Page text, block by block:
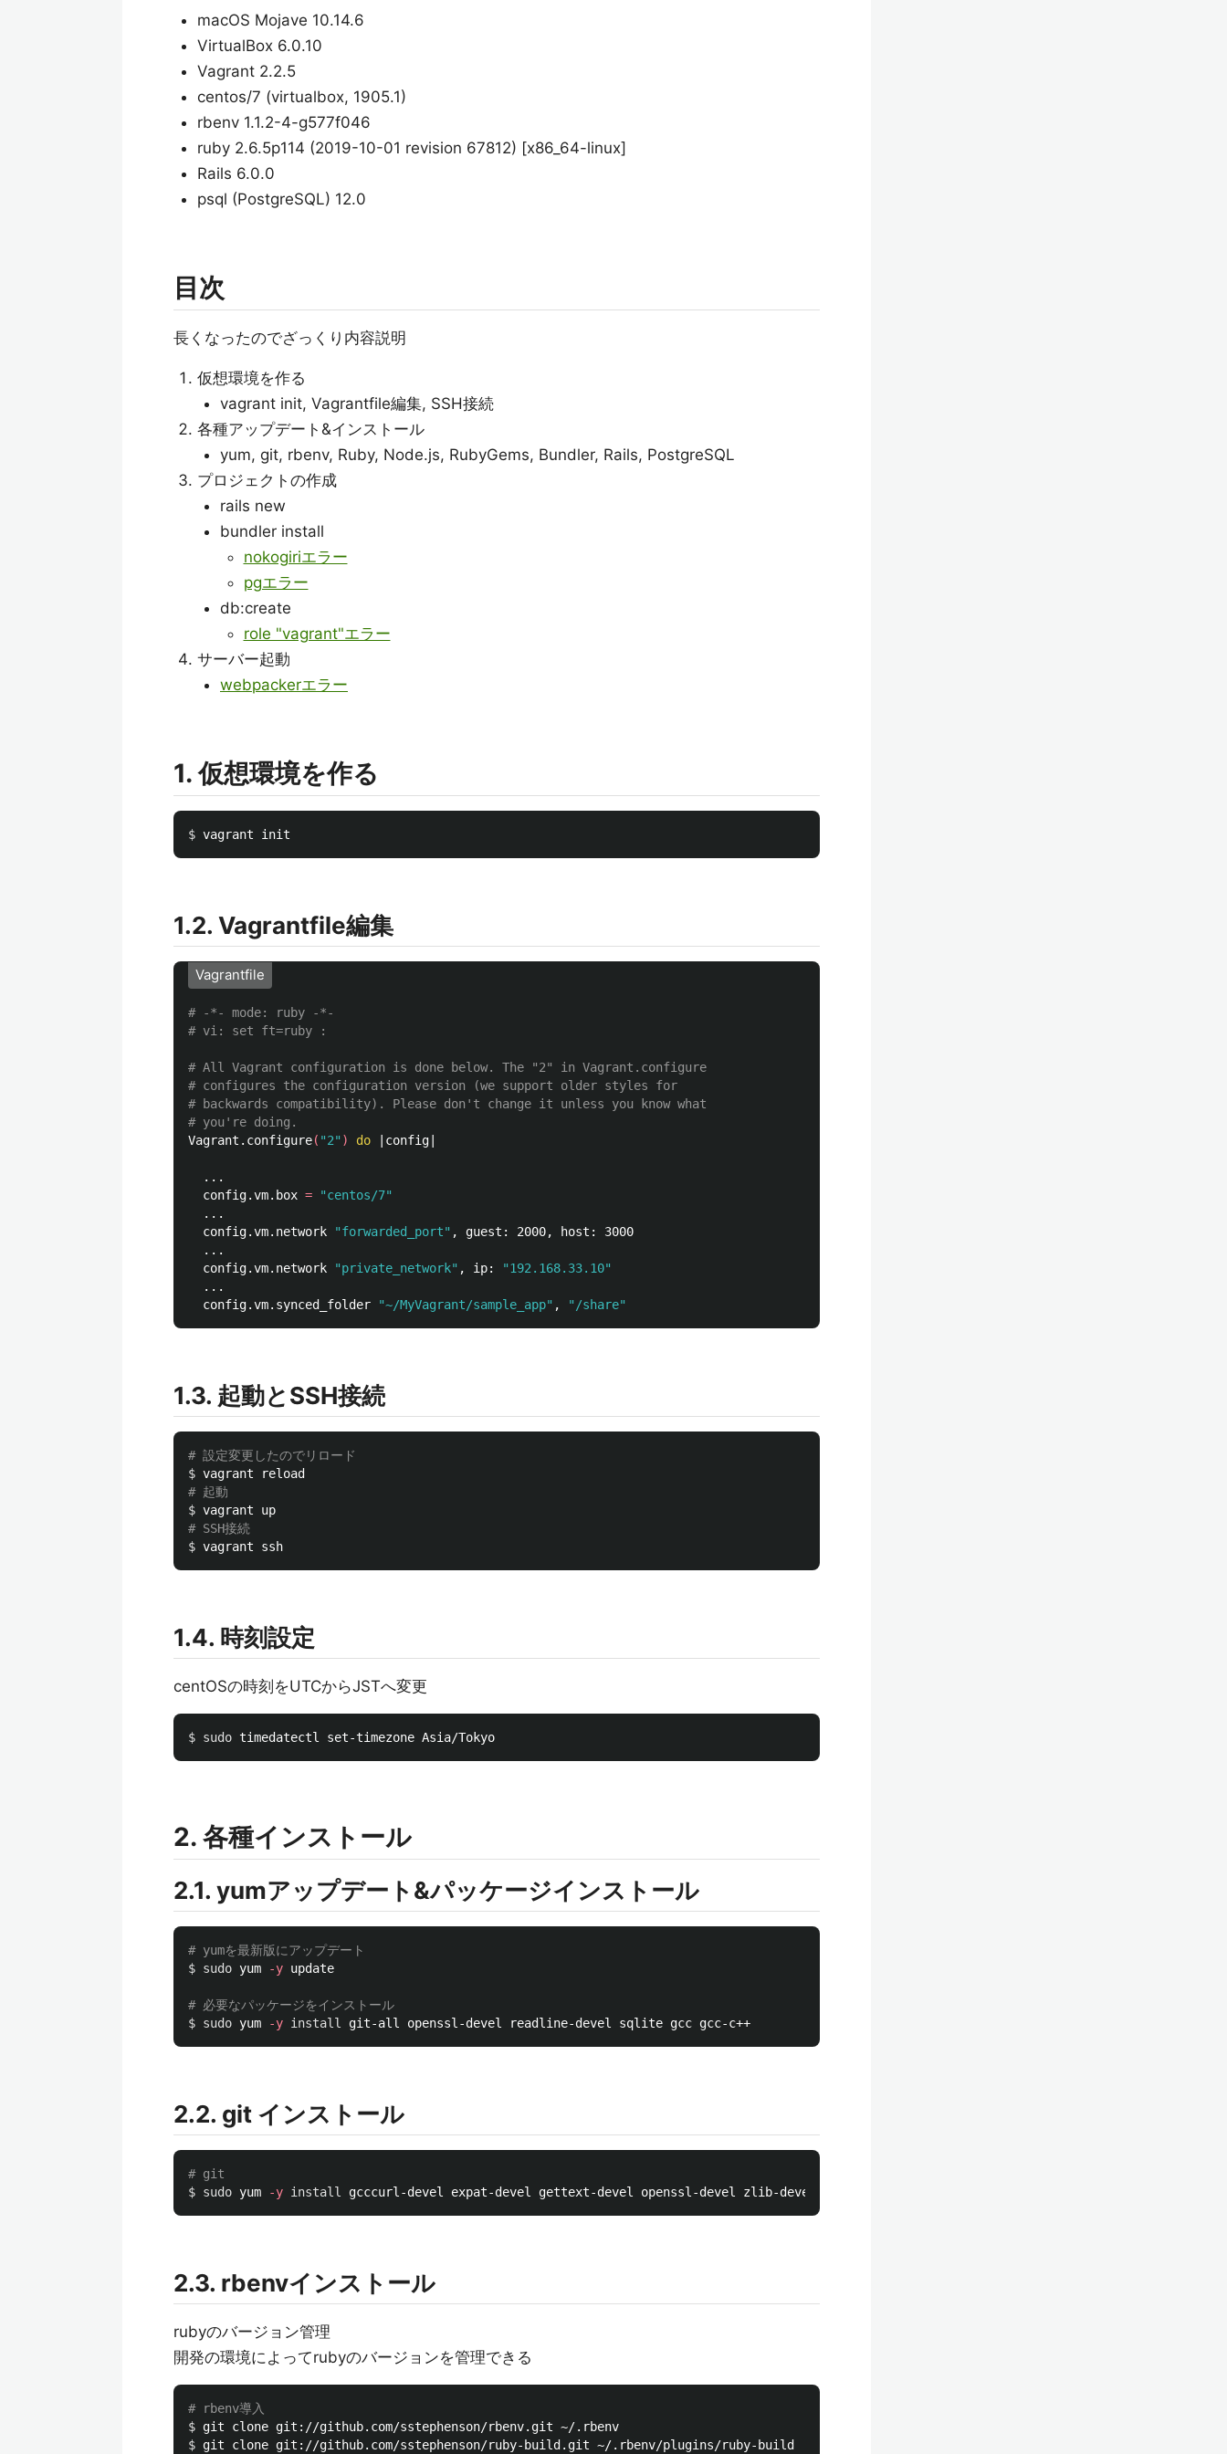
macOS Mojave 10.14.6
VirtualBox 6.0.10
Vagrant 2.2.5
centos/7 (virtualbox, 1905.1)
rbenv 1.1.2-4-g577f046
ruby 2.6.5p114 (2019-10-01 revision 67812) [x86_64-linux]
Rails 6.0.0
psql (PostgreSQL) 12.0
目次
長くなったのでざっくり内容説明
仮想環境を作る
vagrant init, Vagrantfile編集, SSH接続
各種アップデート&インストール
yum, git, rbenv, Ruby, Node.js, RubyGems, Bundler, Rails, PostgreSQL
プロジェクトの作成
rails new
bundler install
nokogiriエラー
pgエラー
db:create
role "vagrant"エラー
サーバー起動
webpackerエラー
1. 仮想環境を作る
$
1.2. Vagrantfile編集
Vagrantfile
# -*- mode: ruby -*-
# vi: set ft=ruby :
# All Vagrant configuration is done below. The "2" in Vagrant.configure
# configures the configuration version (we support older styles for
# backwards compatibility). Please don't change it unless you know what
# you're doing.
Vagrant.configure( "2" ) do |config|
  ...
  config.vm.box
=
"centos/7"
  ...
  config.vm.network
"forwarded_port" , guest: 2000, host: 3000
  ...
  config.vm.network
"private_network" , ip:
"192.168.33.10"
  ...
  config.vm.synced_folder
"~/MyVagrant/sample_app" , "/share"
1.3. 起動とSSH接続
# 設定変更したのでリロード
$
# 起動
$
# SSH接続
$
1.4. 時刻設定
centOSの時刻をUTCからJSTへ変更
$ sudo
2. 各種インストール
2.1. yumアップデート&パッケージインストール
# yumを最新版にアップデート
$ sudo yum -y update
# 必要なパッケージをインストール
$ sudo yum -y install
2.2. git インストール
# git
$ sudo yum -y install
2.3. rbenvインストール
rubyのバージョン管理
開発の環境によってrubyのバージョンを管理できる
# rbenv導入
$
$ git clone git://github.com/sstephenson/ruby-build.git ~/.rbenv/plugins/ruby-build